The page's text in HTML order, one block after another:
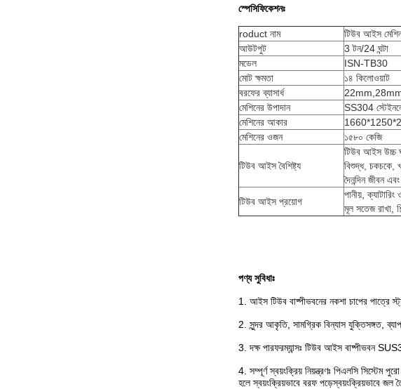
স্পেসিফিকেশনঃ
roduct নাম
টিউব আইস
আউটপুট
3 টন/24 ঘন্টা
মডেল
ISN-TB30
মোট ক্ষমতা
১৪ কিলোওয়াট
বরফের ব্যাসার্ধ
22mm,28mm
মেশিনের উপাদান
SS304
মেশিনের আকার
মেশিনের ওজন
১৫৮০ কেজি
টিউব আইস বৈশিষ্ট্য
টিউব আইস উচ্চ
বিশুদ্ধ, চকচকে,
দৈনন্দিন জীবন
টিউব আইস প্রয়োগ
পানীয়,
মূল সতেজ রাখা,
পণ্য সুবিধাঃ
1. আইস টিউব বাষ্পীভবনের নকশা চাপের পাত্রে
2. সুন্দর আকৃতি, সামগ্রিক বিন্যাস যুক্তিসঙ্গত,
3. দক্ষ পারফরম্যান্সঃ টিউব আইস বাষ্পীভবন
4. সম্পূর্ণ স্বয়ংক্রিয় নিয়ন্ত্রণঃ পিএলসি সিস্টেম
হলে স্বয়ংক্রিয়ভাবে বরফ পড়েস্বয়ংক্রিয়ভাবে জল